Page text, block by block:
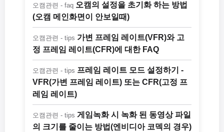
오캠관련 - faq 오캠의 설정을 초기화 하는 방법
(오캠 메인화면이 안보일때)
오캠관련 - tips 가변 프레임 레이트(VFR)와 고
정 프레임 레이트(CFR)에 대한 FAQ
오캠관련 - tips 프레임 레이트 모드 설정하기 -
VFR(가변 프레임 레이트) 또는 CFR(고정 프
레임 레이트)
오캠관련 - tips 게임녹화 시 녹화 된 동영상 파일
의 크기를 줄이는 방법(엔비디아 코덱의 경우)